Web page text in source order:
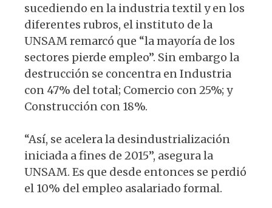
sucediendo en la industria textil y en los
diferentes rubros, el instituto de la
UNSAM remarcó que “la mayoría de los
sectores pierde empleo”. Sin embargo la
destrucción se concentra en Industria
con 47% del total; Comercio con 25%; y
Construcción con 18%.
“Así, se acelera la desindustrialización
iniciada a fines de 2015”, asegura la
UNSAM. Es que desde entonces se perdió
el 10% del empleo asalariado formal.